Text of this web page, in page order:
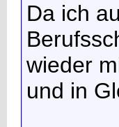
Da ich
wieder
und in